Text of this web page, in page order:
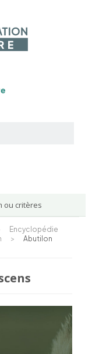
ou critères
Encyclopédie
>
Abutilon